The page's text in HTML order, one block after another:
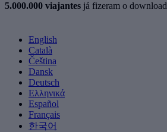
5.000.000 viajantes já fizeram o download
English
Català
Čeština
Dansk
Deutsch
Ελληνικά
Español
Français
한국어